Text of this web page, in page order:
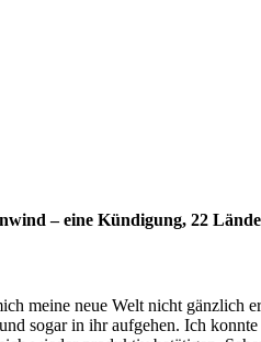
– eine Kündigung, 22
meine neue Welt nicht
sogar in ihr aufgehen. Ich